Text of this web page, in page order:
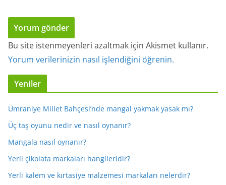
Bu site istenmeyenleri azaltmak için Akismet kullanır.
Yorum verilerinizin nasıl işlendiğini öğrenin.
Yeniler
Ümraniye Millet Bahçesi’nde mangal yakmak yasak mı?
Üç taş oyunu nedir ve nasıl oynanır?
Mangala nasıl oynanır?
Yerli çikolata markaları hangileridir?
Yerli kalem ve kırtasiye malzemesi markaları nelerdir?